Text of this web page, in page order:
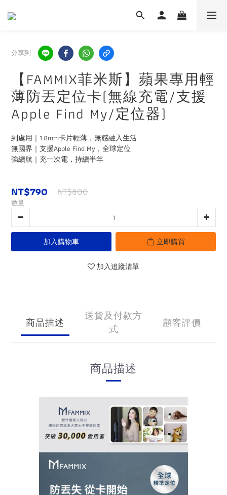
分享到
【FAMMIX菲米斯】蘋果專用輕
薄防丟定位卡(無線充電/支援
Apple Find My/定位器)
到處用｜1.8mm卡片輕薄，無感融入生活
無國界｜支援Apple Find My，全球定位
強續航｜充一次電，持續半年
NT$790 NT$800
數量
加入購物車 立即購買
加入追蹤清單
商品描述
送貨及付款方
式
顧客評價
商品描述